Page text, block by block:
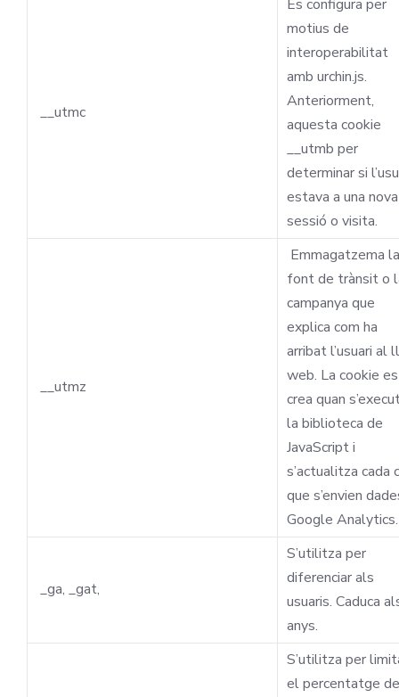
__utmc
Es configura per
motius de
interoperabilitat
amb urchin.js.
Anteriorment,
aquesta cookie
__utmb per
determinar si
estava a una nova
sessió o visita.
__utmz
Emmagatzema la
font de trànsit o
campanya que
explica com ha
arribat l’usuari al
web. La cookie es
crea quan
la biblioteca de
JavaScript i
s’actualitza cada
que s’envien
Google Analytics.
_ga, _gat,
S’utilitza per
diferenciar als
usuaris. Caduca
anys.
S’utilitza per
el percentatge de